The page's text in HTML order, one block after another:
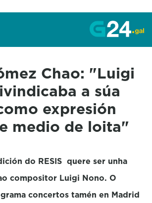
Chao: "Luigi
a súa
expresión
medio de loita"
do RESIS quere ser unha
compositor Luigi Nono. O
concertos tamén en Madrid